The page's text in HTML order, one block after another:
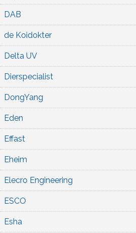
DAB
de Koidokter
Delta UV
Dierspecialist
DongYang
Eden
Effast
Eheim
Elecro Engineering
ESCO
Esha